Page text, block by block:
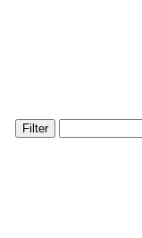
Filter